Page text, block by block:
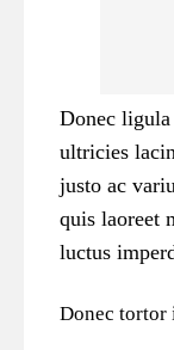
Donec ligula
ultricies
justo ac
quis laoreet
luctus
Donec tortor